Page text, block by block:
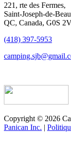
221, rte des Fermes,
Saint-Joseph-de-
QC, Canada, G0S
(418) 397-5953
Copyright © 2026
Panican Inc. |